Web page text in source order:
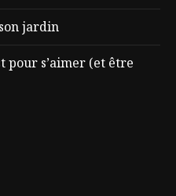
jardin
pour s’aimer (et être